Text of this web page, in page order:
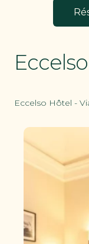
Eccelso Hôtel -